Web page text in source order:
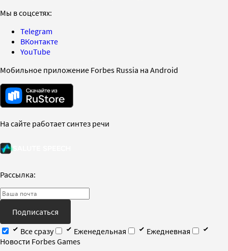
Мы в соцсетях:
Telegram
ВКонтакте
YouTube
Мобильное приложение Forbes Russia на Android
На сайте работает синтез речи
Рассылка:
Подписаться
Все сразу
Еженедельная
Ежедневная
Новости Forbes Games